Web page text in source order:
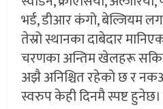
भर्ड, डीआर कंगो, बेल्जियम
तेस्रो स्थानका दाबेदार
चरणका अन्तिम खेलहरू
अझै अनिश्चित रहेको छ र
स्वरुप केही दिनमै स्पष्ट हुनेछ।